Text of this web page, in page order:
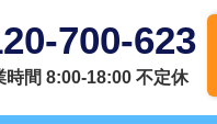
700-623
時間 8:00-18:00 不定休